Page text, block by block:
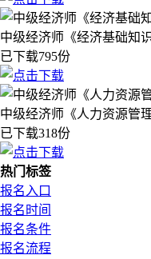
中级经济师《经济基础知
已下载795份
中级经济师《人力资源管
已下载318份
热门标签
报名入口
报名时间
报名条件
报名流程